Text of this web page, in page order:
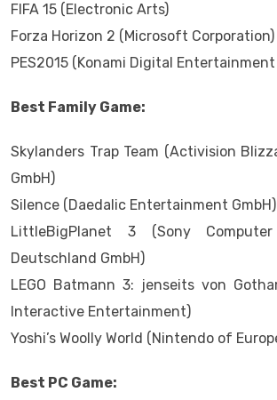
FIFA 15 (Electronic Arts)
Forza Horizon 2 (Microsoft Corporation)
PES2015 (Konami Digital Entertainment
Best Family Game:
Skylanders Trap Team (Activision
GmbH)
Silence (Daedalic Entertainment GmbH)
LittleBigPlanet 3 (Sony
Deutschland GmbH)
LEGO Batmann 3: jenseits von
Interactive Entertainment)
Yoshi’s Woolly World (Nintendo of
Best PC Game: